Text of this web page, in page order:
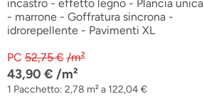
incastro - effetto legno - Plancia unica
- marrone - Goffratura sincrona -
idrorepellente - Pavimenti XL
PC 52,75 € /m²
43,90 € /m²
1 Pacchetto: 2,78 m² a 122,04 €